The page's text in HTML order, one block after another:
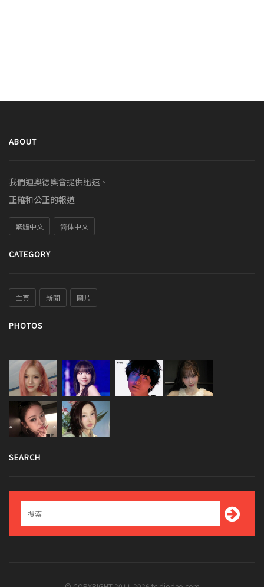
ABOUT
我們迪奧德奧會提供迅速、
正確和公正的報道
繁體中文 简体中文
CATEGORY
主頁 新聞 圖片
PHOTOS
SEARCH